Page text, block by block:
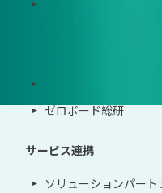
ゼロボード総研
サービス連携
ソリューションパート